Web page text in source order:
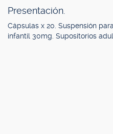
Presentación.
Cápsulas x 20. Suspensión
infantil 30mg. Supositorios